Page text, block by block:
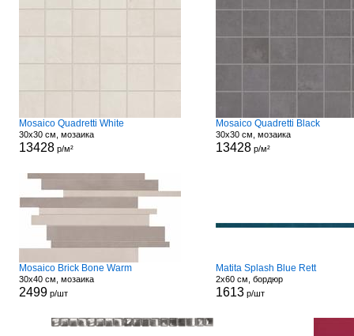
Mosaico Quadretti White
30x30 см, мозаика
13428р/м²
Mosaico Quadretti Black
30x30 см, мозаика
13428р/м²
Mosaico Brick Bone Warm
30x40 см, мозаика
2499р/шт
Matita Splash Blue Rett
2x60 см, бордюр
1613р/шт